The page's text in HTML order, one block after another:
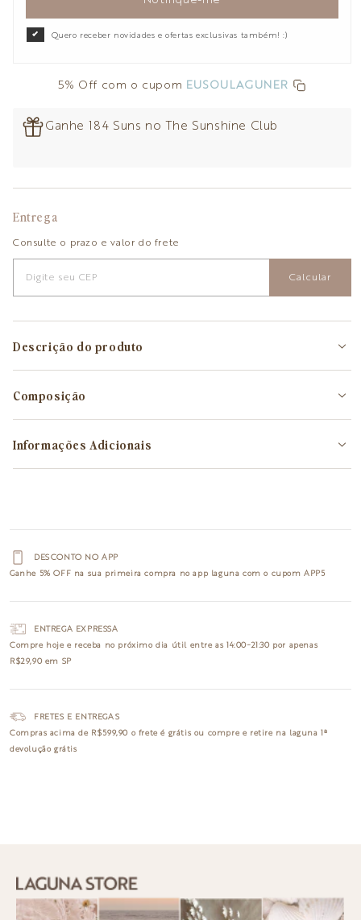
Quero receber novidades e ofertas exclusivas também! :)
5% Off com o cupom EUSOULAGUNER
Ganhe 184 Suns no The Sunshine Club
Entrega
Consulte o prazo e valor do frete
Calcular
Descrição do produto
Composição
Informações Adicionais
DESCONTO NO APP
Ganhe 5% OFF na sua primeira compra no app laguna com o cupomAPP5
ENTREGA EXPRESSA
Compre hoje e receba no próximo dia útil entre as 14:00~21:30 por apenas
R$29,90 em SP
FRETES E ENTREGAS
Compras acima de R$599,90 o frete é grátis ou compre e retire na laguna1ª
devolução grátis